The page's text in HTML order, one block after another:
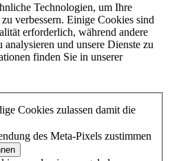
Technologien, um Ihre
verbessern. Einige Cookies sind
erforderlich, während andere
und unsere Dienste zu
finden Sie in unserer
Cookies zulassen damit die
des Meta-Pixels zustimmen